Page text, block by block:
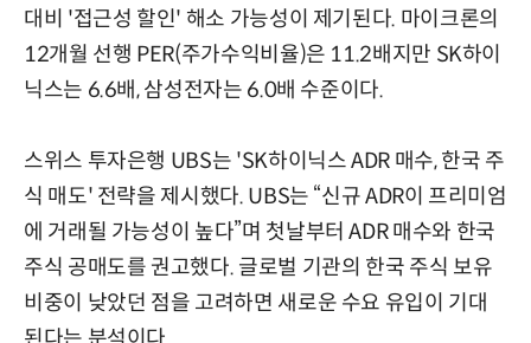
대비 '접근성 할인' 해소 가능성이 제기된다. 마이크론의
12개월 선행 PER(주가수익비율)은 11.2배지만 SK하이
닉스는 6.6배, 삼성전자는 6.0배 수준이다.
스위스 투자은행 UBS는 'SK하이닉스 ADR 매수, 한국 주
식 매도' 전략을 제시했다. UBS는 “신규 ADR이 프리미엄
에 거래될 가능성이 높다”며 첫날부터 ADR 매수와 한국
주식 공매도를 권고했다. 글로벌 기관의 한국 주식 보유
비중이 낮았던 점을 고려하면 새로운 수요 유입이 기대